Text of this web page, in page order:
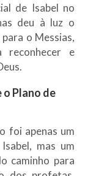
de Isabel no
deu à luz o
o Messias,
e
o Plano de
foi apenas um
mas um
caminho para